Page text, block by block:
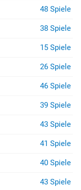
48 Spiele
38 Spiele
15 Spiele
26 Spiele
46 Spiele
39 Spiele
43 Spiele
41 Spiele
40 Spiele
43 Spiele